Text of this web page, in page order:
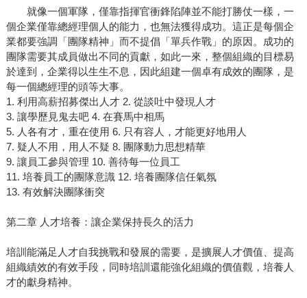
就像一個軍隊，僅靠指揮官衝鋒陷陣並不能打勝仗一樣，一
個企業僅靠總經理個人的能力，也無法獲得成功。這正是每個企
業都要強調「團隊精神」而不提倡「單兵作戰」的原因。成功的
團隊需要其成員做出不同的貢獻，如此一來，整個組織的目標易
於達到，企業得以生生不息，因此組建一個卓有成效的團隊，是
每一個總經理的頭等大事。
1. 利用高薪招募傑出人才 2. 從談吐中發現人才
3. 讓學歷見鬼去吧 4. 在賽馬中相馬
5. 人各有才，重在使用 6. 只有容人，才能更好地用人
7. 疑人不用，用人不疑 8. 團隊動力思想精華
9. 讓員工參與管理 10. 善待每一位員工
11. 培養員工的團隊意識 12. 培養團隊信任氣氛
13. 有效解決團隊衝突
第二章 人才培養：讓企業保持長久的活力
培訓能滿足人才自我挑戰和發展的需要，是擴展人才價值、提高
組織績效的有效手段，同時培訓還能強化組織的價值觀，培養人
才的獻身精神。